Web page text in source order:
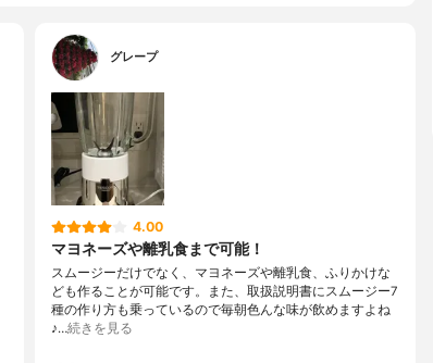
グレープ
4.00
マヨネーズや離乳食まで可能！
スムージーだけでなく、マヨネーズや離乳食、ふりかけな
ども作ることが可能です。また、取扱説明書にスムージー7
種の作り方も乗っているので毎朝色んな味が飲めますよね
♪…続きを見る